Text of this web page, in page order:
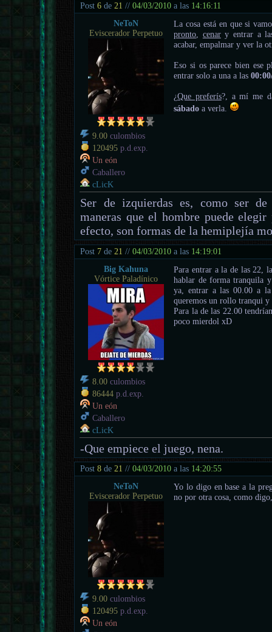
Post6 de 21 //04/03/2010 a las 14:16:11
NeToN
Eviscerador Perpetuo
9.00 culombios
120495 p.d.exp.
Un eón
Caballero
cLicK
La cosa está en que si
pronto
cenary entrar a
acabar, empalmar y ver la
Eso si os parece bien ese
entrar solo a una a las
¿Que preferís?, a mí me
sábado a verla.
Ser de izquierdas es, como ser
maneras que el hombre puede
efecto, son formas de la hemiplejía
Post 7 de 21 //04/03/2010 a las 14:19:01
Big Kahuna
Vórtice Paladínico
8.00 culombios
86444 p.d.exp.
Un eón
Caballero
cLicK
Para entrar a la de las 22,
hablar de forma tranquila
ya, entrar a las 00.00 a
queremos un rollo tranqui y
Para la de las 22.00
poco mierdol xD
-Que empiece el juego, nena.
Post8 de21 //04/03/2010 a las 14:20:55
NeToN
Eviscerador Perpetuo
9.00 culombios
120495 p.d.exp.
Un eón
Yo lo digo en base a la
no por otra cosa, como